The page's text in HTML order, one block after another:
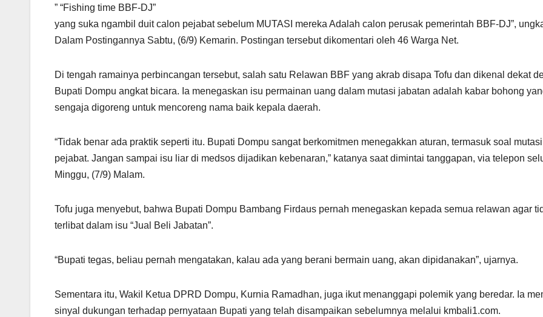
” “Fishing time BBF-DJ”
yang suka ngambil duit calon pejabat sebelum MUTASI mereka Adalah calon perusak pemerintah BBF-DJ”,
Dalam Postingannya Sabtu, (6/9) Kemarin. Postingan tersebut dikomentari oleh 46 Warga Net.
Di tengah ramainya perbincangan tersebut, salah satu Relawan BBF yang akrab disapa Tofu dan dikenal dekat
Bupati Dompu angkat bicara. Ia menegaskan isu permainan uang dalam mutasi jabatan adalah kabar bohong
sengaja digoreng untuk mencoreng nama baik kepala daerah.
“Tidak benar ada praktik seperti itu. Bupati Dompu sangat berkomitmen menegakkan aturan, termasuk soal mutasi
pejabat. Jangan sampai isu liar di medsos dijadikan kebenaran,” katanya saat dimintai tanggapan, via telepon
Minggu, (7/9) Malam.
Tofu juga menyebut, bahwa Bupati Dompu Bambang Firdaus pernah menegaskan kepada semua relawan agar
terlibat dalam isu “Jual Beli Jabatan”.
“Bupati tegas, beliau pernah mengatakan, kalau ada yang berani bermain uang, akan dipidanakan”, ujarnya.
Sementara itu, Wakil Ketua DPRD Dompu, Kurnia Ramadhan, juga ikut menanggapi polemik yang beredar. Ia
sinyal dukungan terhadap pernyataan Bupati yang telah disampaikan sebelumnya melalui kmbali1.com.